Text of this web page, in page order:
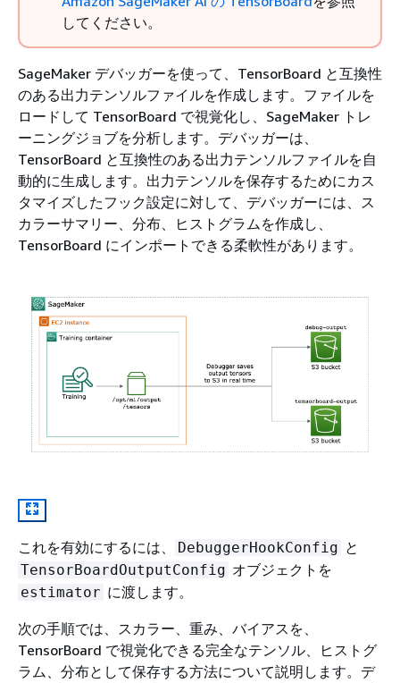
してください。
SageMaker デバッガーを使って、TensorBoard と互換性
のある出力テンソルファイルを作成します。ファイルを
ロードして TensorBoard で視覚化し、SageMaker トレ
ーニングジョブを分析します。デバッガーは、
TensorBoard と互換性のある出力テンソルファイルを自
動的に生成します。出力テンソルを保存するためにカス
タマイズしたフック設定に対して、デバッガーには、ス
カラーサマリー、分布、ヒストグラムを作成し、
TensorBoard にインポートできる柔軟性があります。
これを有効にするには、 DebuggerHookConfig と
TensorBoardOutputConfig オブジェクトを
estimator に渡します。
次の手順では、スカラー、重み、バイアスを、
TensorBoard で視覚化できる完全なテンソル、ヒストグ
ラム、分布として保存する方法について説明します。デ